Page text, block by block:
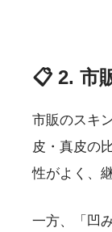
📋 2. 市
市販のスキ
皮・真皮の
性がよく、
一方、「凹